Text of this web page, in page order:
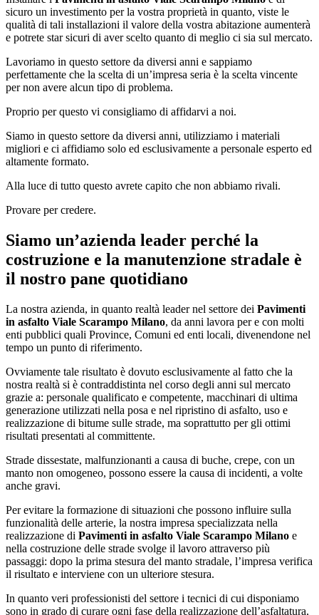
sicuro un investimento per la vostra proprietà in quanto, viste le
qualità di tali installazioni il valore della vostra abitazione aumenterà
e potrete star sicuri di aver scelto quanto di meglio ci sia sul mercato.
Lavoriamo in questo settore da diversi anni e sappiamo
perfettamente che la scelta di un’impresa seria è la scelta vincente
per non avere alcun tipo di problema.
Proprio per questo vi consigliamo di affidarvi a noi.
Siamo in questo settore da diversi anni, utilizziamo i materiali
migliori e ci affidiamo solo ed esclusivamente a personale esperto ed
altamente formato.
Alla luce di tutto questo avrete capito che non abbiamo rivali.
Provare per credere.
Siamo un’azienda leader perché la
costruzione e la manutenzione stradale è
il nostro pane quotidiano
La nostra azienda, in quanto realtà leader nel settore dei Pavimenti
in asfalto Viale Scarampo Milano, da anni lavora per e con molti
enti pubblici quali Province, Comuni ed enti locali, divenendone nel
tempo un punto di riferimento.
Ovviamente tale risultato è dovuto esclusivamente al fatto che la
nostra realtà si è contraddistinta nel corso degli anni sul mercato
grazie a: personale qualificato e competente, macchinari di ultima
generazione utilizzati nella posa e nel ripristino di asfalto, uso e
realizzazione di bitume sulle strade, ma soprattutto per gli ottimi
risultati presentati al committente.
Strade dissestate, malfunzionanti a causa di buche, crepe, con un
manto non omogeneo, possono essere la causa di incidenti, a volte
anche gravi.
Per evitare la formazione di situazioni che possono influire sulla
funzionalità delle arterie, la nostra impresa specializzata nella
realizzazione di Pavimenti in asfalto Viale Scarampo Milano e
nella costruzione delle strade svolge il lavoro attraverso più
passaggi: dopo la prima stesura del manto stradale, l’impresa verifica
il risultato e interviene con un ulteriore stesura.
In quanto veri professionisti del settore i tecnici di cui disponiamo
sono in grado di curare ogni fase della realizzazione dell’asfaltatura,